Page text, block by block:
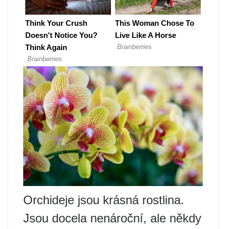
Orchideje jsou krásná rostlina.
Jsou docela nenároční, ale někdy